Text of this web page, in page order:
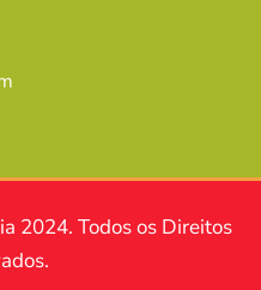
2024. Todos os Direitos